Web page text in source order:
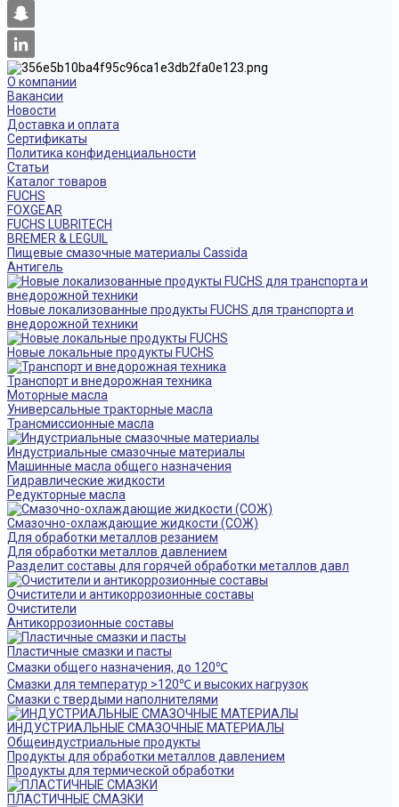
О компании
Вакансии
Новости
Доставка и оплата
Сертификаты
Политика конфиденциальности
Статьи
Каталог товаров
FUCHS
FOXGEAR
FUCHS LUBRITECH
BREMER & LEGUIL
Пищевые смазочные материалы Cassida
Антигель
Новые локализованные продукты FUCHS для транспорта и
внедорожной техники
Новые локальные продукты FUCHS
Транспорт и внедорожная техника
Моторные масла
Универсальные тракторные масла
Трансмиссионные масла
Индустриальные смазочные материалы
Машинные масла общего назначения
Гидравлические жидкости
Редукторные масла
Смазочно-охлаждающие жидкости (СОЖ)
Для обработки металлов резанием
Для обработки металлов давлением
Разделит составы для горячей обработки металлов давл
Очистители и антикоррозионные составы
Очистители
Антикоррозионные составы
Пластичные смазки и пасты
Смазки общего назначения, до 120℃
Смазки для температур >120℃ и высоких нагрузок
Смазки с твердыми наполнителями
ИНДУСТРИАЛЬНЫЕ СМАЗОЧНЫЕ МАТЕРИАЛЫ
Общеиндустриальные продукты
Продукты для обработки металлов давлением
Продукты для термической обработки
ПЛАСТИЧНЫЕ СМАЗКИ